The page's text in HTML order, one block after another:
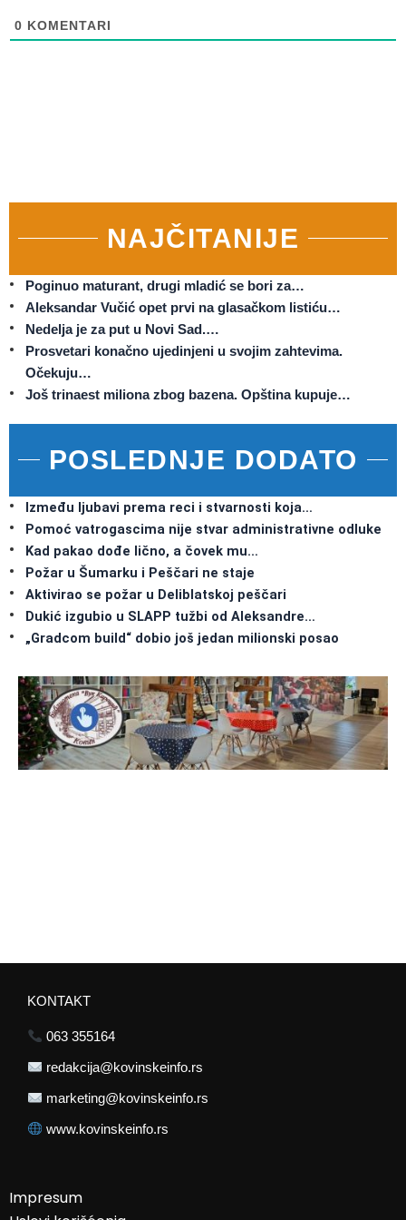
0 KOMENTARI
NAJČITANIJE
Poginuo maturant, drugi mladić se bori za…
Aleksandar Vučić opet prvi na glasačkom listiću…
Nedelja je za put u Novi Sad.…
Prosvetari konačno ujedinjeni u svojim zahtevima.
Očekuju…
Još trinaest miliona zbog bazena. Opština kupuje…
POSLEDNJE DODATO
Između ljubavi prema reci i stvarnosti koja…
Pomoć vatrogascima nije stvar administrativne odluke
Kad pakao dođe lično, a čovek mu…
Požar u Šumarku i Peščari ne staje
Aktivirao se požar u Deliblatskoj peščari
Dukić izgubio u SLAPP tužbi od Aleksandre…
„Gradcom build“ dobio još jedan milionski posao
KONTAKT
063 355164
redakcija@kovinskeinfo.rs
marketing@kovinskeinfo.rs
www.kovinskeinfo.rs
Impresum